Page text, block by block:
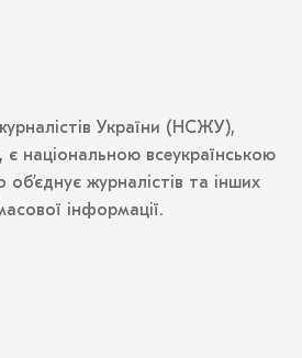
України (НСЖУ),
є національною всеукраїнською
журналістів та інших
інформації.